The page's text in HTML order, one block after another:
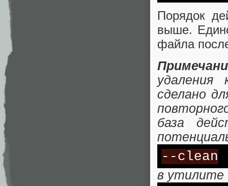
Порядок
выше.
файла
сделано
база
--clean
в утилите